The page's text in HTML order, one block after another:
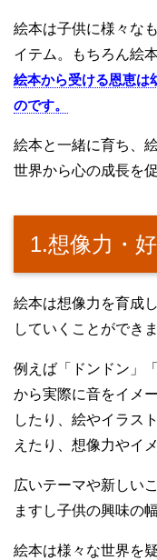
絵本は子供に様々な
イテム。もちろん絵
絵本から受ける恩恵は
のです。
絵本と一緒に育ち、
世界から心の成長を
1.想像力・
絵本は想像力を育成
していくことができま
例えば「ドンドン」
から実際に音をイメ
したり、絵やイラス
えたり、想像力やイ
広いテーマや新しい
ますし子供の興味の
絵本は様々な世界を